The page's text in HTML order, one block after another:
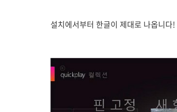
설치에서부터 한글이 제대로 나옵니다